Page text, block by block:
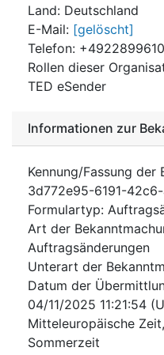
Land: Deutschland
E-Mail: [gelöscht]
Telefon:
Rollen dieser
TED eSender
Informationen zur
Kennung/Fassung der
3d772e95-6191-
Formulartyp:
Art der
Auftragsänderungen
Unterart der
Datum der
04/11/2025 11:21:54
Mitteleuropäische
Sommerzeit